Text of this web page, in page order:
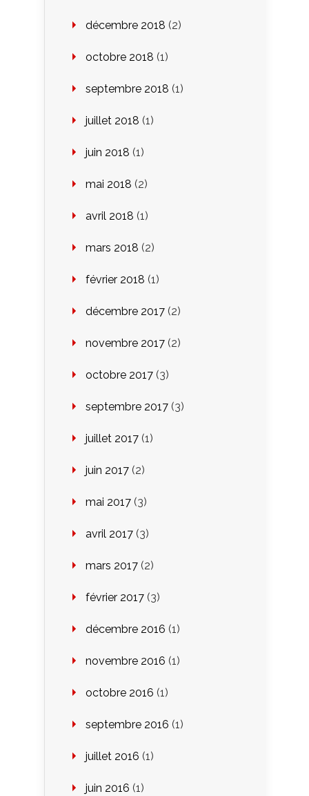
décembre 2018 (2)
octobre 2018 (1)
septembre 2018 (1)
juillet 2018 (1)
juin 2018 (1)
mai 2018 (2)
avril 2018 (1)
mars 2018 (2)
février 2018 (1)
décembre 2017 (2)
novembre 2017 (2)
octobre 2017 (3)
septembre 2017 (3)
juillet 2017 (1)
juin 2017 (2)
mai 2017 (3)
avril 2017 (3)
mars 2017 (2)
février 2017 (3)
décembre 2016 (1)
novembre 2016 (1)
octobre 2016 (1)
septembre 2016 (1)
juillet 2016 (1)
juin 2016 (1)